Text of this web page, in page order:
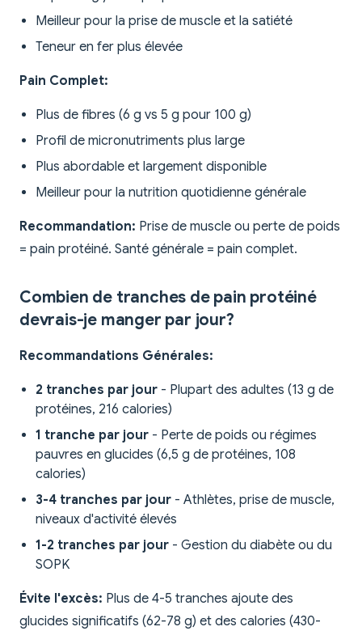
Meilleur pour la prise de muscle et la satiété
Teneur en fer plus élevée
Pain Complet:
Plus de fibres (6 g vs 5 g pour 100 g)
Profil de micronutriments plus large
Plus abordable et largement disponible
Meilleur pour la nutrition quotidienne générale
Recommandation: Prise de muscle ou perte de poids
= pain protéiné. Santé générale = pain complet.
Combien de tranches de pain protéiné
devrais-je manger par jour?
Recommandations Générales:
2 tranches par jour - Plupart des adultes (13 g de
protéines, 216 calories)
1 tranche par jour - Perte de poids ou régimes
pauvres en glucides (6,5 g de protéines, 108
calories)
3-4 tranches par jour - Athlètes, prise de muscle,
niveaux d'activité élevés
1-2 tranches par jour - Gestion du diabète ou du
SOPK
Évite l'excès: Plus de 4-5 tranches ajoute des
glucides significatifs (62-78 g) et des calories (430-